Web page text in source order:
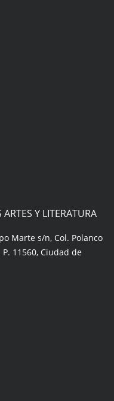
Y LITERATURA
Marte s/n, Col. Polanco
11560, Ciudad de